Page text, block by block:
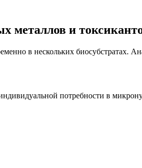
металлов и
в нескольких
потребности в